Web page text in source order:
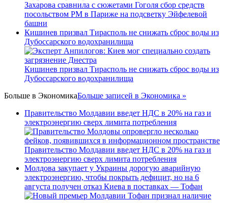
Захарова сравнила с сюжетами Гоголя сбор средств
посольством РМ в Париже на подсветку Эйфелевой
башни
Кишинев призвал Тирасполь не снижать сброс воды из
Дубоссарского водохранилища
Кишинев призвал Тирасполь не снижать сброс воды из
Дубоссарского водохранилища
Больше в ЭкономикаБольше записей в Экономика »
Правительство Молдавии введет НДС в 20% на газ и
электроэнергию сверх лимита потребления
Правительство Молдавии введет НДС в 20% на газ и
электроэнергию сверх лимита потребления
Молдова закупает у Украины дорогую аварийную
электроэнергию, чтобы покрыть дефицит, но на 6
августа получен отказ Киева в поставках — Тофан